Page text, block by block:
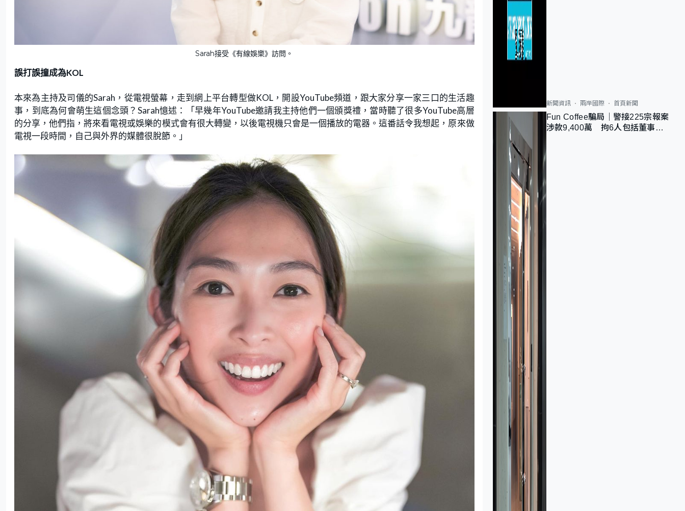
Sarah接受《有線娛樂》訪問。
誤打誤撞成為KOL
本來為主持及司儀的Sarah，從電視螢幕，走到網上平台轉型做KOL，開設YouTube頻道，跟大家分享一家三口的生活趣
事，到底為何會萌生這個念頭？Sarah憶述：「早幾年YouTube邀請我主持他們一個頒獎禮，當時聽了很多YouTube高層
的分享，他們指，將來看電視或娛樂的模式會有很大轉變，以後電視機只會是一個播放的電器。這番話令我想起，原來做
電視一段時間，自己與外界的媒體很脫節。」
新聞資訊 兩岸國際 首頁新聞
Fun Coffee騙局｜警接225宗報案
涉款9,400萬 拘6人包括董事股